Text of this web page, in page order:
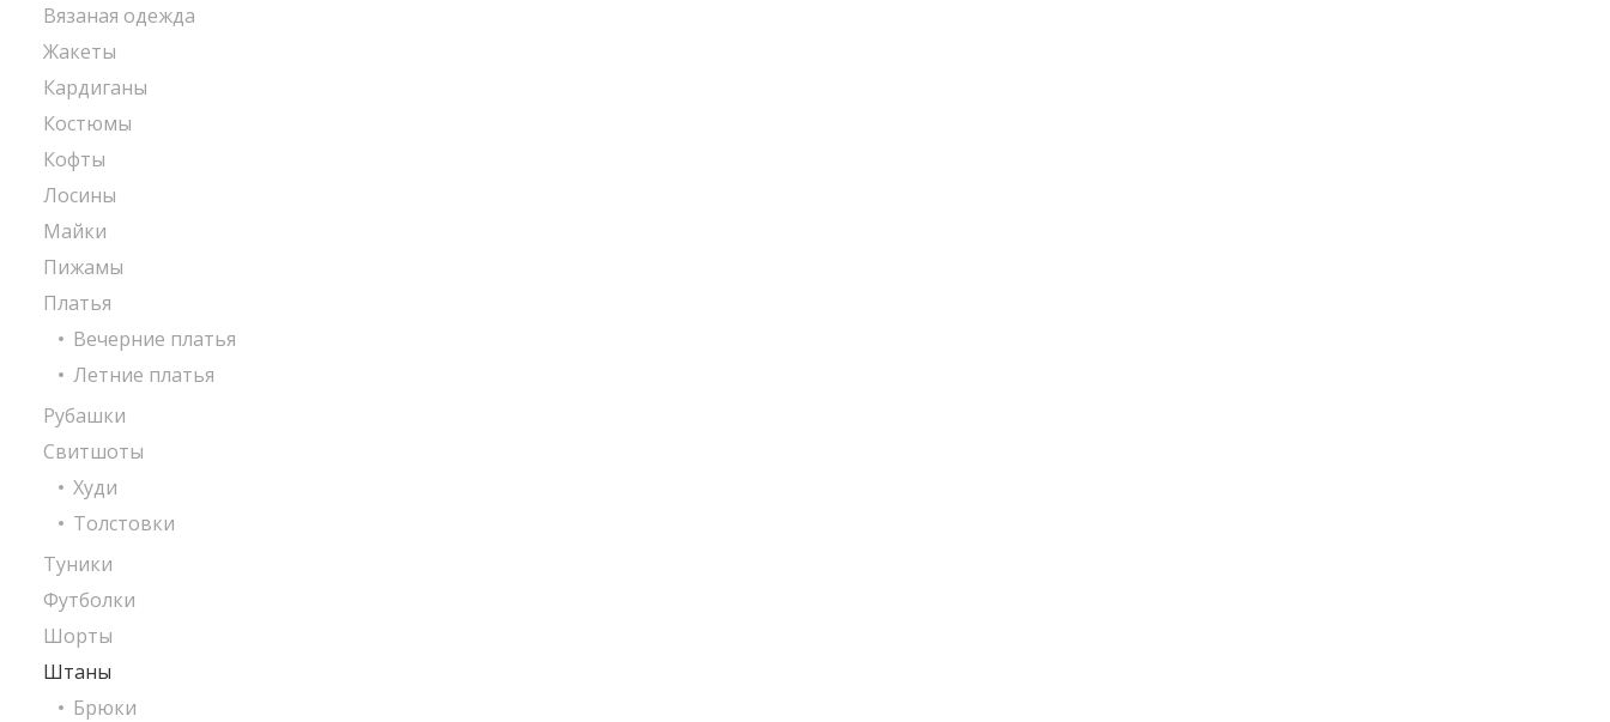
Вязаная одежда
Жакеты
Кардиганы
Костюмы
Кофты
Лосины
Майки
Пижамы
Платья
Вечерние платья
Летние платья
Рубашки
Свитшоты
Худи
Толстовки
Туники
Футболки
Шорты
Штаны
Брюки